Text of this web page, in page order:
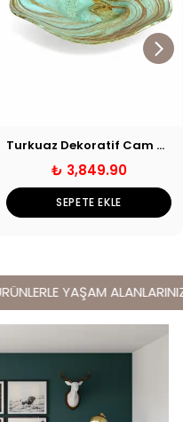
Turkuaz Dekoratif Cam Tabak
₺ 3,849.90
SEPETE EKLE
YAŞAM ALANLARINIZI